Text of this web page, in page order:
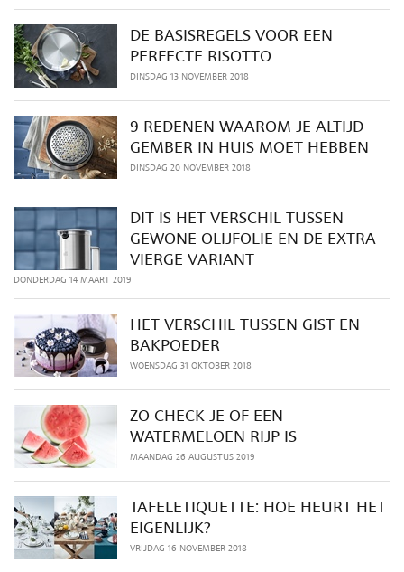
DE BASISREGELS VOOR EEN
PERFECTE RISOTTO
DINSDAG 13 NOVEMBER 2018
9 REDENEN WAAROM JE ALTIJD
GEMBER IN HUIS MOET HEBBEN
DINSDAG 20 NOVEMBER 2018
DIT IS HET VERSCHIL TUSSEN
GEWONE OLIJFOLIE EN DE EXTRA
VIERGE VARIANT
DONDERDAG 14 MAART 2019
HET VERSCHIL TUSSEN GIST EN
BAKPOEDER
WOENSDAG 31 OKTOBER 2018
ZO CHECK JE OF EEN
WATERMELOEN RIJP IS
MAANDAG 26 AUGUSTUS 2019
TAFELETIQUETTE: HOE HEURT HET
EIGENLIJK?
VRIJDAG 16 NOVEMBER 2018